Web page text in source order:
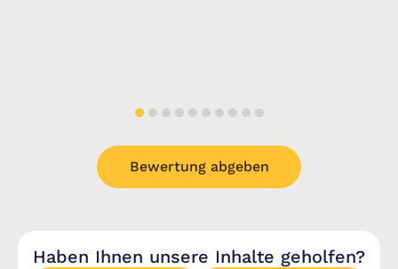
Bewertung abgeben
Haben Ihnen unsere Inhalte geholfen?